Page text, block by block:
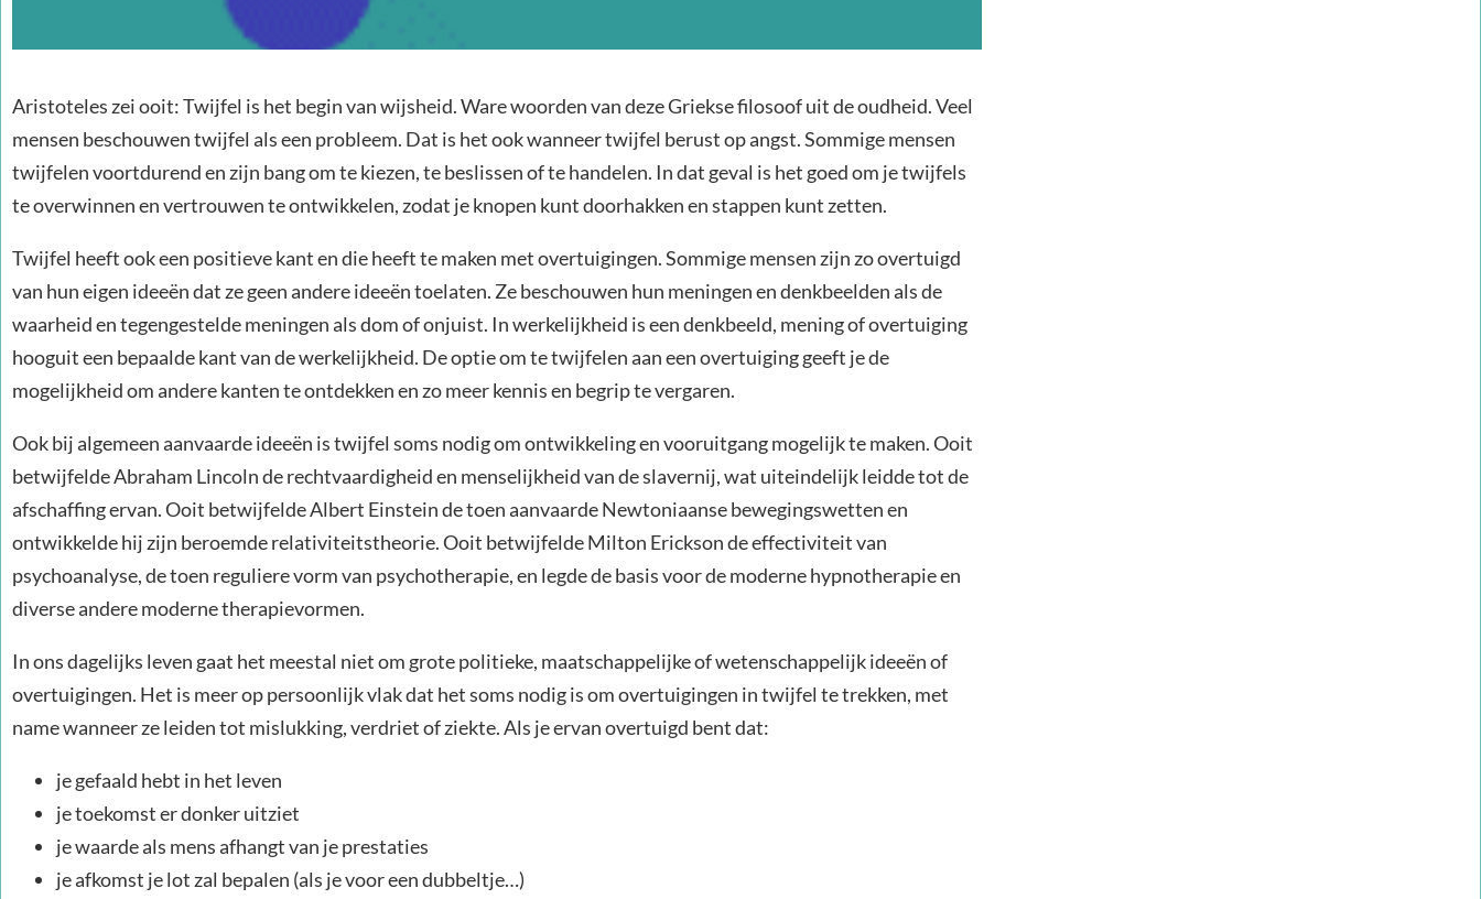
Aristoteles zei ooit: Twijfel is het begin van wijsheid. Ware woorden van deze Griekse filosoof uit de oudheid. Veel
mensen beschouwen twijfel als een probleem. Dat is het ook wanneer twijfel berust op angst. Sommige mensen
twijfelen voortdurend en zijn bang om te kiezen, te beslissen of te handelen. In dat geval is het goed om je twijfels
te overwinnen en vertrouwen te ontwikkelen, zodat je knopen kunt doorhakken en stappen kunt zetten.
Twijfel heeft ook een positieve kant en die heeft te maken met overtuigingen. Sommige mensen zijn zo overtuigd
van hun eigen ideeën dat ze geen andere ideeën toelaten. Ze beschouwen hun meningen en denkbeelden als de
waarheid en tegengestelde meningen als dom of onjuist. In werkelijkheid is een denkbeeld, mening of overtuiging
hooguit een bepaalde kant van de werkelijkheid. De optie om te twijfelen aan een overtuiging geeft je de
mogelijkheid om andere kanten te ontdekken en zo meer kennis en begrip te vergaren.
Ook bij algemeen aanvaarde ideeën is twijfel soms nodig om ontwikkeling en vooruitgang mogelijk te maken. Ooit
betwijfelde Abraham Lincoln de rechtvaardigheid en menselijkheid van de slavernij, wat uiteindelijk leidde tot de
afschaffing ervan. Ooit betwijfelde Albert Einstein de toen aanvaarde Newtoniaanse bewegingswetten en
ontwikkelde hij zijn beroemde relativiteitstheorie. Ooit betwijfelde Milton Erickson de effectiviteit van
psychoanalyse, de toen reguliere vorm van psychotherapie, en legde de basis voor de moderne hypnotherapie en
diverse andere moderne therapievormen.
In ons dagelijks leven gaat het meestal niet om grote politieke, maatschappelijke of wetenschappelijk ideeën of
overtuigingen. Het is meer op persoonlijk vlak dat het soms nodig is om overtuigingen in twijfel te trekken, met
name wanneer ze leiden tot mislukking, verdriet of ziekte. Als je ervan overtuigd bent dat:
je gefaald hebt in het leven
je toekomst er donker uitziet
je waarde als mens afhangt van je prestaties
je afkomst je lot zal bepalen (als je voor een dubbeltje…)